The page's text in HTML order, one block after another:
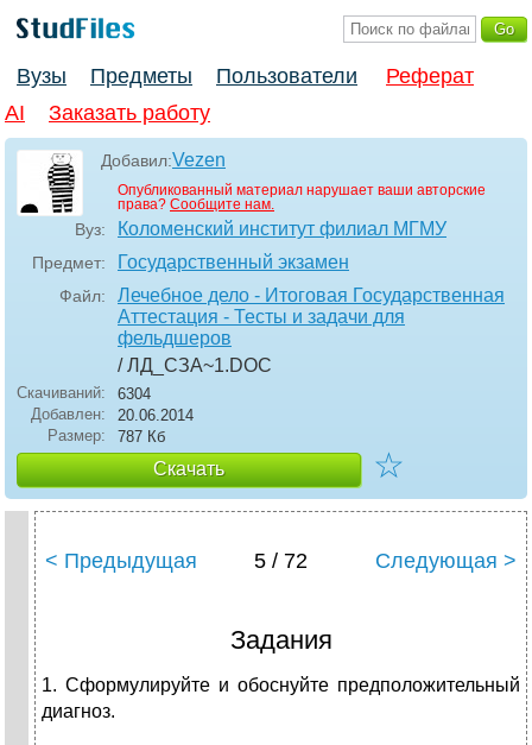
Вузы Предметы Пользователи
Реферат
AI
Заказать работу
Добавил:Vezen
Опубликованный материал нарушает ваши авторские
права? Сообщите нам.
Вуз: Коломенский институт филиал МГМУ
Предмет: Государственный экзамен
Файл:
Лечебное дело - Итоговая Государственная
Аттестация - Тесты и задачи для
фельдшеров
/ ЛД_СЗА~1.DOC
Скачиваний:
6304
Добавлен:
20.06.2014
Размер:
787 Кб
Скачать ☆
< Предыдущая 5 / 72 Следующая >
Задания
1. Сформулируйте и обоснуйте предположительный
диагноз.